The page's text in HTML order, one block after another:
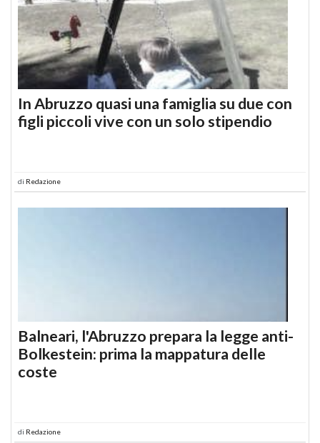
In Abruzzo quasi una famiglia su due con
figli piccoli vive con un solo stipendio
di Redazione
Balneari, l'Abruzzo prepara la legge anti-
Bolkestein: prima la mappatura delle
coste
di Redazione